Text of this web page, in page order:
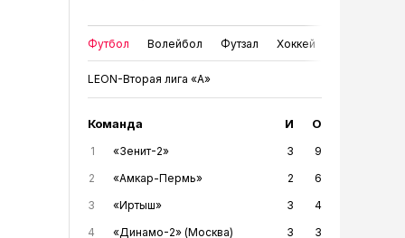
Футбол Волейбол Футзал Хоккей
LEON-Вторая лига «А»
Команда И О
1 «Зенит-2» 3
9
2
«Амкар-Пермь» 2
6
3
«Иртыш» 3
4
4
«Динамо-2» (Москва) 3
3